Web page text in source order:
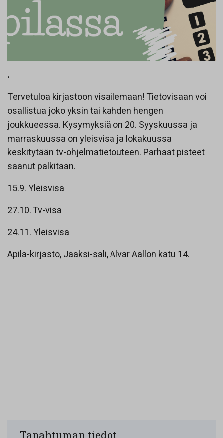
.
Tervetuloa kirjastoon visailemaan! Tietovisaan voi
osallistua joko yksin tai kahden hengen
joukkueessa. Kysymyksiä on 20. Syyskuussa ja
marraskuussa on yleisvisa ja lokakuussa
keskitytään tv-ohjelmatietouteen. Parhaat pisteet
saanut palkitaan.
15.9. Yleisvisa
27.10. Tv-visa
24.11. Yleisvisa
Apila-kirjasto, Jaaksi-sali, Alvar Aallon katu 14.
Tapahtuman tiedot